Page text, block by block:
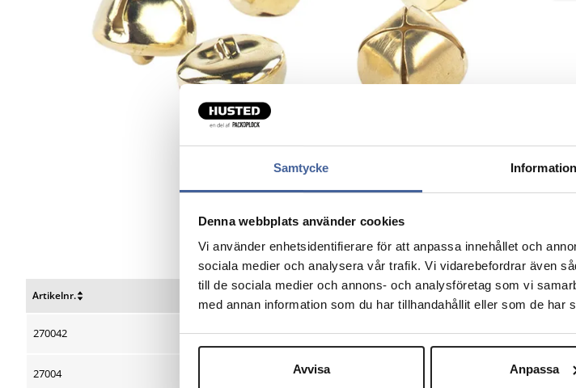
Samtycke Information
Denna webbplats använder cookies
Vi använder enhetsidentifierare för att anpassa innehållet och
sociala medier och analysera vår trafik. Vi vidarebefordrar även
till de sociala medier och annons- och analysföretag som vi
med annan information som du har tillhandahållit eller som de har
Avvisa Anpassa
Artikelnr.
Nulstil
Nulstil
270042 0 x 15 Guld
27004